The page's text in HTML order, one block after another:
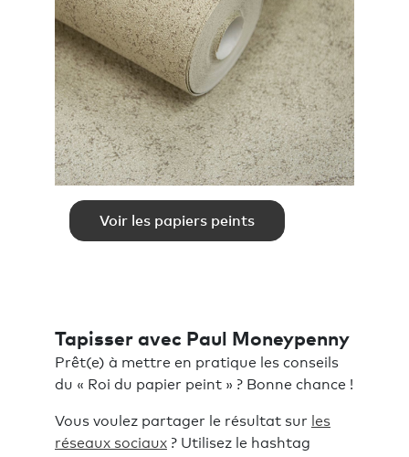
Voir les papiers peints
Tapisser avec Paul Moneypenny
Prêt(e) à mettre en pratique les conseils
du « Roi du papier peint » ? Bonne chance !
Vous voulez partager le résultat sur les
réseaux sociaux ? Utilisez le hashtag